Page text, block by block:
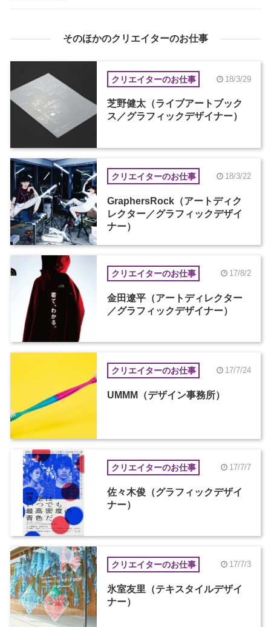
そのほかのクリエイターのお仕事
クリエイターのお仕事 18/3/29
芝野健太（ライブアートブック
ス／グラフィックデザイナー）
クリエイターのお仕事 18/3/22
GraphersRock（アートディク
レクター／グラフィックデザイ
ナー）
クリエイターのお仕事 17/8/2
金田遼平（アートディレクター
／グラフィックデザイナー）
クリエイターのお仕事 17/7/24
UMMM（デザイン事務所）
クリエイターのお仕事 17/7/7
佐々木俊（グラフィックデザイ
ナー）
クリエイターのお仕事 17/7/3
氷室友里（テキスタイルデザイ
ナー）